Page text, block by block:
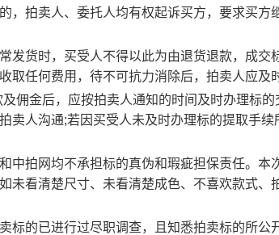
，拍卖人、委托人均有权起诉买方，要求买方
发货时，买受人不得以此为由退货退款，成交
取任何费用，待不可抗力消除后，拍卖人应及
佣金后，应按拍卖人通知的时间及时办理标
卖人沟通;若因买受人未及时办理标的提取手
中拍网均不承担标的真伪和瑕疵担保责任。本
未看清楚尺寸、未看清楚成色、不喜欢款式、
标的已进行过尽职调查，且知悉拍卖标的所公